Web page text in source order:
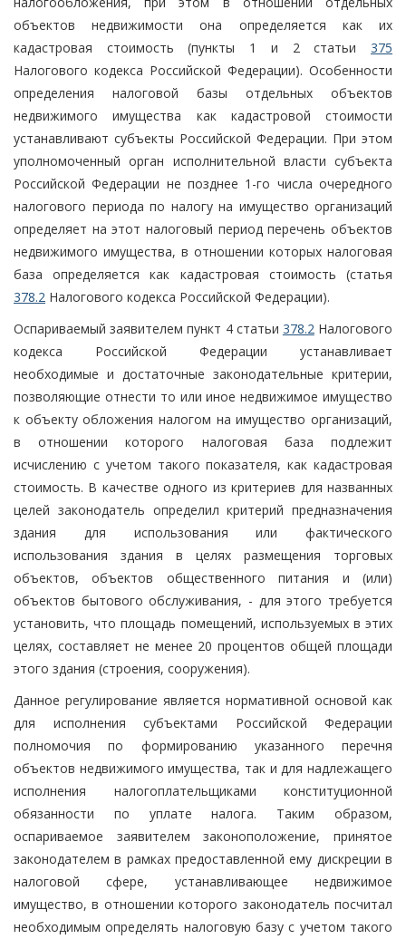
объектов недвижимости она определяется как их
кадастровая стоимость (пункты 1 и 2 статьи 375
Налогового кодекса Российской Федерации). Особенности
определения налоговой базы отдельных объектов
недвижимого имущества как кадастровой стоимости
устанавливают субъекты Российской Федерации. При этом
уполномоченный орган исполнительной власти субъекта
Российской Федерации не позднее 1-го числа очередного
налогового периода по налогу на имущество организаций
определяет на этот налоговый период перечень объектов
недвижимого имущества, в отношении которых налоговая
база определяется как кадастровая стоимость (статья
378.2 Налогового кодекса Российской Федерации).
Оспариваемый заявителем пункт 4 статьи 378.2 Налогового
кодекса Российской Федерации устанавливает
необходимые и достаточные законодательные критерии,
позволяющие отнести то или иное недвижимое имущество
к объекту обложения налогом на имущество организаций,
в отношении которого налоговая база подлежит
исчислению с учетом такого показателя, как кадастровая
стоимость. В качестве одного из критериев для названных
целей законодатель определил критерий предназначения
здания для использования или фактического
использования здания в целях размещения торговых
объектов, объектов общественного питания и (или)
объектов бытового обслуживания, - для этого требуется
установить, что площадь помещений, используемых в этих
целях, составляет не менее 20 процентов общей площади
этого здания (строения, сооружения).
Данное регулирование является нормативной основой как
для исполнения субъектами Российской Федерации
полномочия по формированию указанного перечня
объектов недвижимого имущества, так и для надлежащего
исполнения налогоплательщиками конституционной
обязанности по уплате налога. Таким образом,
оспариваемое заявителем законоположение, принятое
законодателем в рамках предоставленной ему дискреции в
налоговой сфере, устанавливающее недвижимое
имущество, в отношении которого законодатель посчитал
необходимым определять налоговую базу с учетом такого